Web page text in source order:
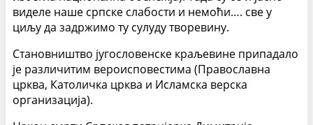
виделе наше српске слабости и немоћи…. све у
циљу да задржимо ту сулуду творевину.
Становништво југословенске краљевине припадало
је различитим вероисповестима (Православна
црква, Католичка црква и Исламска верска
организација).